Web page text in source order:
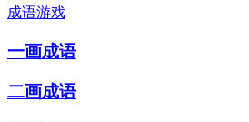
成语游戏
一画成语
二画成语